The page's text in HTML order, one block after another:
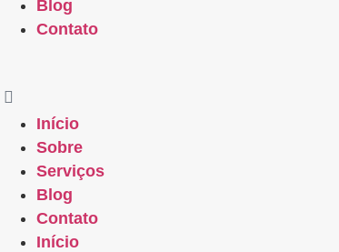
Blog
Contato
Início
Sobre
Serviços
Blog
Contato
Início